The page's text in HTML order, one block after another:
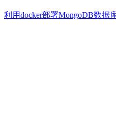
利用docker部署MongoDB数据